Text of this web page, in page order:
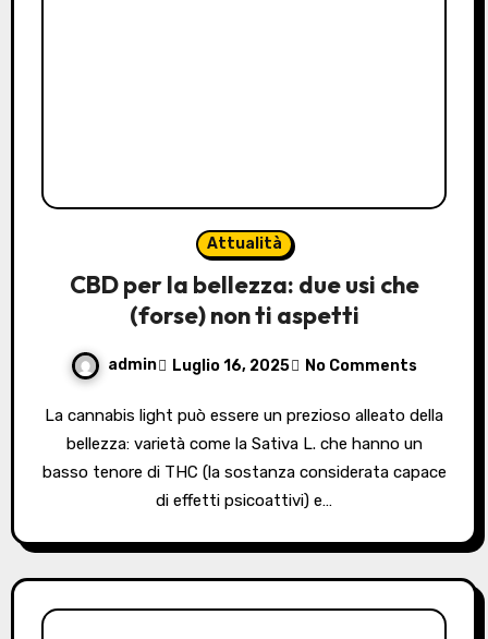
Attualità
CBD per la bellezza: due usi che
(forse) non ti aspetti
admin Luglio 16, 2025 No Comments
La cannabis light può essere un prezioso alleato della
bellezza: varietà come la Sativa L. che hanno un
basso tenore di THC (la sostanza considerata capace
di effetti psicoattivi) e…